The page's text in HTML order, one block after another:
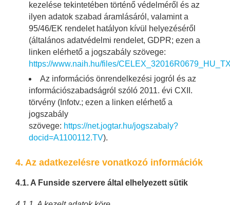
kezelése tekintetében történő védelméről és az
ilyen adatok szabad áramlásáról, valamint a
95/46/EK rendelet hatályon kívül helyezéséről
(általános adatvédelmi rendelet, GDPR; ezen a
linken elérhető a jogszabály szövege:
https://www.naih.hu/files/
Az információs önrendelkezési jogról és az
információszabadságról szóló 2011. évi CXII.
törvény (Infotv.; ezen a linken elérhető a
jogszabály
szövege: https://net.jogtar.hu/jogszabaly?
docid=A1100112.TV).
4. Az adatkezelésre vonatkozó információk
4.1. A Funside szervere által elhelyezett sütik